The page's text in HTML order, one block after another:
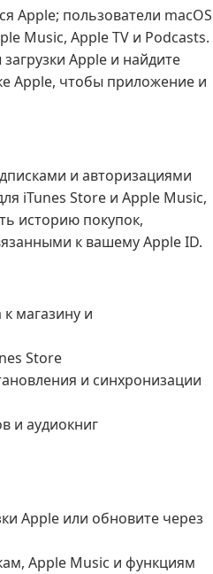
Apple; пользователи macOS
Music, Apple TV и Podcasts.
Apple и найдите
Apple, чтобы приложение и
и авторизациями
iTunes Store и Apple Music,
историю покупок,
к вашему Apple ID.
магазину и
Store
и синхронизации
и аудиокниг
Apple или обновите через
Apple Music и функциям